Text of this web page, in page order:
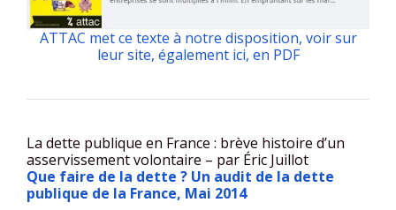
ATTAC met ce texte à notre disposition, voir sur
leur site, également ici, en PDF
La dette publique en France : brève histoire d’un
asservissement volontaire – par Éric Juillot
Que faire de la dette ? Un audit de la dette
publique de la France, Mai 2014